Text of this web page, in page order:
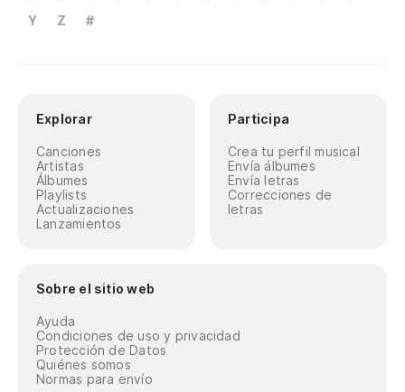
Y
Z #
Explorar
Canciones
Artistas
Álbumes
Playlists
Actualizaciones
Lanzamientos
Participa
Crea tu perfil musical
Envía álbumes
Envía letras
Correcciones de
letras
Sobre el sitio web
Ayuda
Condiciones de uso y privacidad
Protección de Datos
Quiénes somos
Normas para envío